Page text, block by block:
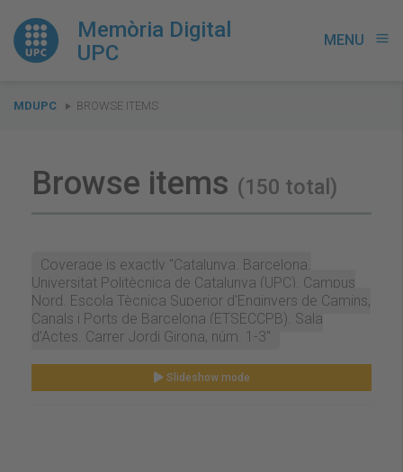
Memòria Digital
UPC
MENU menu
You
MDUPC BROWSE ITEMS
Browse items (150 total)
Coverage is exactly "Catalunya. Barcelona.
Universitat Politècnica de Catalunya (UPC). Campus
Nord. Escola Tècnica Superior d'Enginyers de Camins,
Canals i Ports de Barcelona (ETSECCPB). Sala
d'Actes. Carrer Jordi Girona, núm. 1-3"
Slideshow mode